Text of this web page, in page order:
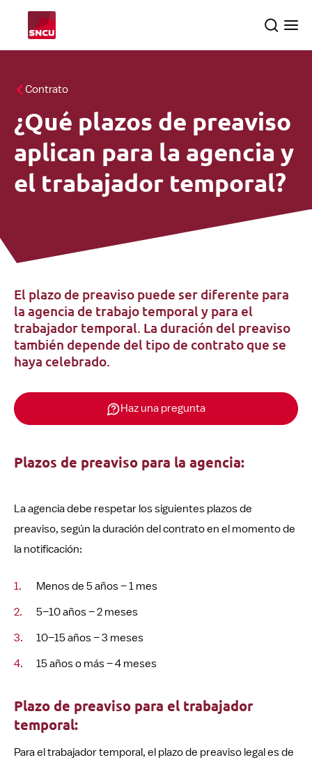
Vuelve
pagina
Search
Temas
Inspecciones
Sobre nosotros
Español
Contrato
¿Qué plazos de preaviso
aplican para la agencia y
el trabajador temporal?
El plazo de preaviso puede ser diferente para
la agencia de trabajo temporal y para el
trabajador temporal. La duración del preaviso
también depende del tipo de contrato que se
haya celebrado.
Haz una pregunta
Plazos de preaviso para la agencia:
La agencia debe respetar los siguientes plazos de
preaviso, según la duración del contrato en el momento de
la notificación:
Menos de 5 años – 1 mes
5–10 años – 2 meses
10–15 años – 3 meses
15 años o más – 4 meses
Plazo de preaviso para el trabajador
temporal:
Para el trabajador temporal, el plazo de preaviso legal es de